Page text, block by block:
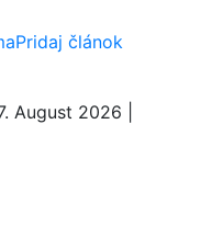
Pridaj článok
August 2026 |